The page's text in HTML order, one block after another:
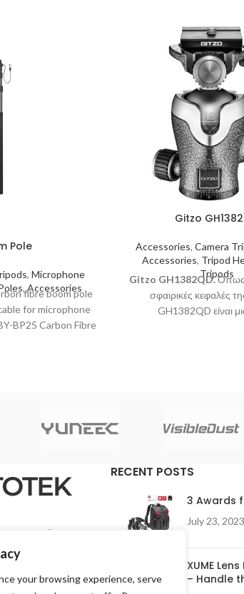
your browsing experience, serve
Pole
, Microphone
,Accessories
fibre boom pole
for microphone
BP25 Carbon Fibre
Gitzo
Accessories, Camera
Accessories, Tripod
Tripods
Gitzo GH1382QD.Όπως
σφαιρικές κεφαλές
GH1382QD είναι
regarding
on a pan-Cyprian
RECENT POSTS
3 Awards
July 23, 2023
XUME
– Handle